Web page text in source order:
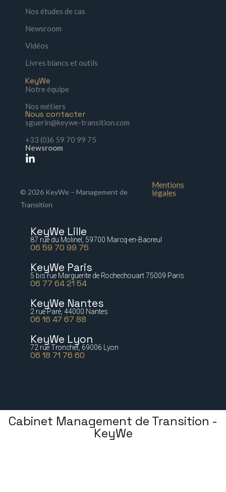
Nos études de cas
Newsroom
Vidéos
Livres blancs et outils
KeyWe
Notre équipe
Nos métiers
Nous contacter
sguerin@keywe-transition.com
+33 (0)6 59 70 99 75
Newsroom
© 2026 KeyWe – Management de
Transition
Mentions
légales
KeyWe Lille
87 rue du Molinel, 59700 Marcq-en-Baoreul
06 59 70 99 75
KeyWe Paris
5 bis rue Marguerite de Rochechouart 75009 Paris
06 77 64 21 54
KeyWe Nantes
2 rue Paré, 44000 Nantes
06 16 47 67 88
KeyWe Lyon
72 rue Tronchet, 69006 Lyon
06 18 71 76 60
Cabinet Management de Transition -
KeyWe